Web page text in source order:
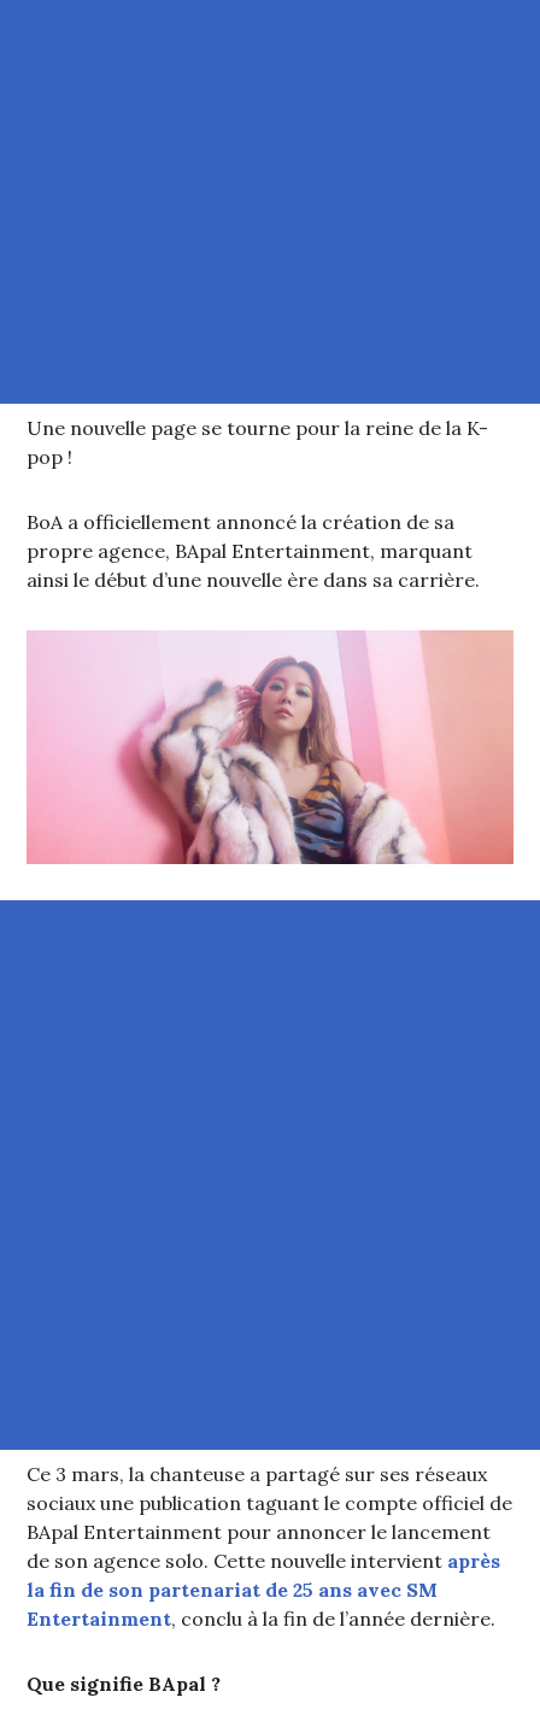
Une nouvelle page se tourne pour la reine de la K-
pop !
BoA a officiellement annoncé la création de sa
propre agence, BApal Entertainment, marquant
ainsi le début d’une nouvelle ère dans sa carrière.
Ce 3 mars, la chanteuse a partagé sur ses réseaux
sociaux une publication taguant le compte officiel de
BApal Entertainment pour annoncer le lancement
de son agence solo. Cette nouvelle intervient après
la fin de son partenariat de 25 ans avec SM
Entertainment, conclu à la fin de l’année dernière.
Que signifie BApal ?